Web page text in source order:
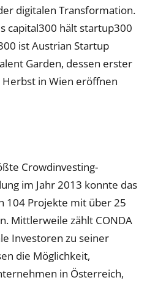
digitalen Transformation.
capital300 hält startup300
ist Austrian Startup
Garden, dessen erster
in Wien eröffnen
Crowdinvesting-
im Jahr 2013 konnte das
104 Projekte mit über 25
Mittlerweile zählt CONDA
Investoren zu seiner
die Möglichkeit,
in Österreich,